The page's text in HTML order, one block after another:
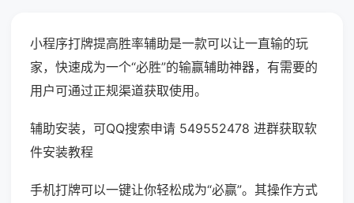
小程序打牌提高胜率辅助是一款可以让一直输的玩
家，快速成为一个“必胜”的输赢辅助神器，有需要的
用户可通过正规渠道获取使用。
辅助安装，可QQ搜索申请 549552478 进群获取软
件安装教程
手机打牌可以一键让你轻松成为“必赢”。其操作方式